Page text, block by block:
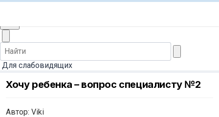
Для слабовидящих
Хочу ребенка – вопрос специалисту №2
Автор: Viki